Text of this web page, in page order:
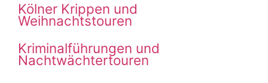
Kölner Krippen und
Weihnachtstouren
Kriminalführungen und
Nachtwächtertouren